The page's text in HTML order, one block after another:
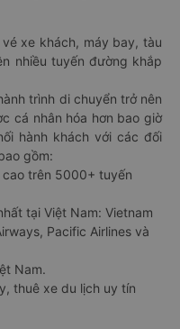
xe khách, máy bay, tàu
nhiều tuyến đường khắp
trình di chuyển trở nên
cá nhân hóa hơn bao giờ
hành khách với các đối
gồm:
trên 5000+ tuyến
tại Việt Nam: Vietnam
Pacific Airlines và
Nam.
thuê xe du lịch uy tín